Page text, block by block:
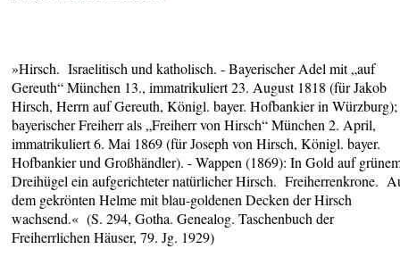
»Hirsch. Israelitisch und katholisch. - Bayerischer Adel mit„auf
Gereuth“ München 13., immatrikuliert 23. August 1818(für Jakob
Hirsch, Herrn auf Gereuth, Königl. bayer. Hofbankier in Würzburg);
bayerischer Freiherr als „Freiherr von Hirsch“ München 2. April,
immatrikuliert 6. Mai 1869 (für Joseph von Hirsch, Königl. bayer.
Hofbankier und Großhändler). - Wappen (1869): In Gold auf
Dreihügel ein aufgerichteter natürlicher Hirsch. Freiherrenkrone.
dem gekrönten Helme mit blau-goldenen Decken der Hirsch
wachsend.« (S. 294, Gotha. Genealog. Taschenbuch der
Freiherrlichen Häuser, 79. Jg. 1929)